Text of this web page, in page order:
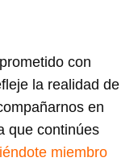
con
la realidad de
en
que continúes
miembro